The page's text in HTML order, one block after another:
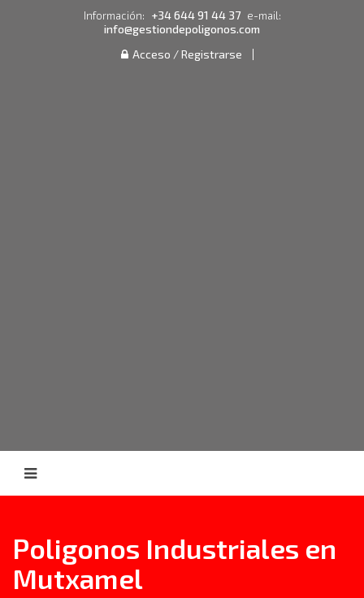
Información: +34 644 91 44 37 e-mail:
info@gestiondepoligonos.com
Acceso / Registrarse
Poligonos Industriales en
Mutxamel